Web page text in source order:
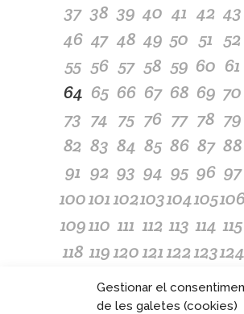
Gestionar el
de les galetes (cookies)
37 38 39 40 41 42 43
46 47 48 49 50 51 52
55 56 57 58 59 60 61
64 65 66 67 68 69 70
73 74 75 76 77 78 79
82 83 84 85 86 87 88
91 92 93 94 95 96 97
100101102103104105
109110 111 112 113 114 115
118 119120121122123124
128 129 130 132
137138139140141142